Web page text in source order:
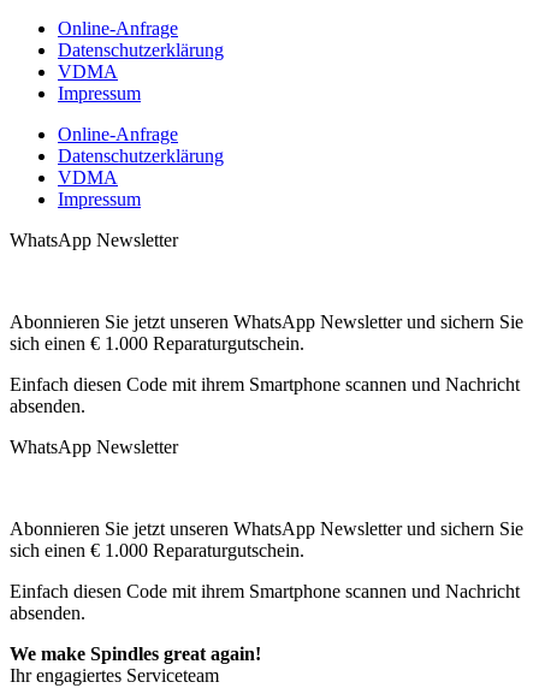
Online-Anfrage
Datenschutzerklärung
VDMA
Impressum
Online-Anfrage
Datenschutzerklärung
VDMA
Impressum
WhatsApp Newsletter
Abonnieren Sie jetzt unseren WhatsApp Newsletter und sichern Sie
sich einen € 1.000 Reparaturgutschein.
Einfach diesen Code mit ihrem Smartphone scannen und Nachricht
absenden.
WhatsApp Newsletter
Abonnieren Sie jetzt unseren WhatsApp Newsletter und sichern Sie
sich einen € 1.000 Reparaturgutschein.
Einfach diesen Code mit ihrem Smartphone scannen und Nachricht
absenden.
We make Spindles great again!
Ihr engagiertes Serviceteam